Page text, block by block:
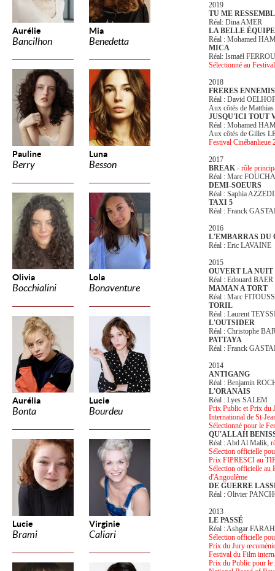
Aurélie
Bancilhon
Mia
Benedetta
Pauline
Berry
Luna
Besson
Olivia
Bocchialini
Lola
Bonaventure
Aurélia
Bonta
Lucie
Bourdeu
Lucie
Brami
Virginie
Caliari
2019
TU ME
Réal: Dina AMER
LA BELLE ÉQUIPE
Réal : Mohamed
MICA
Réal: Ismaël
Sélectionné au
2018
FRERES ENNEMIS
Réal : David
Aux côtés de
JUSQU'ICI TOUT
Réal : Mohamed
Aux côtés de Gilles
Festival Cinébanlieue
2017
BREAK - rôle
Réal : Marc
DEMI-SOEURS
Réal : Saphia
TAXI 5
Réal : Franck
2016
L'EMBARRAS DU
Réal : Eric LAVAINE
2015
OUVERT LA
Réal : Edouard BAER
MAMAN A TORT
Réal : Marc
TORIL
Réal : Laurent
L'OUTSIDER
Réal : Christophe
PATTAYA
Réal : Franck
2014
ANTIGANG
Réal : Benjamin
L'ORANAIS
Réal : Lyes SALEM
Prix Public et Prix du
International de St-
Sélectionné pour le
QU'ALLAH
Réal : Abd Al Malik,
Sélection officielle
Prix FIPRESCI au
Sélection officielle au
d'Angoulême
DE GUERRE
Réal : Olivier
2013
LE PASSÉ
Réal : Ashgar
Sélection officielle
Prix du Jury
Festival du Film
Prix du Public pour